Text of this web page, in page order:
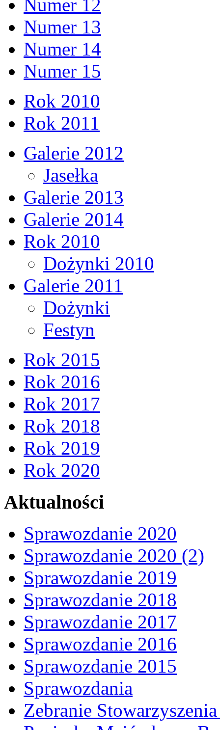
Numer 12
Numer 13
Numer 14
Numer 15
Rok 2010
Rok 2011
Galerie 2012
Jasełka
Galerie 2013
Galerie 2014
Rok 2010
Dożynki 2010
Galerie 2011
Dożynki
Festyn
Rok 2015
Rok 2016
Rok 2017
Rok 2018
Rok 2019
Rok 2020
Aktualności
Sprawozdanie 2020
Sprawozdanie 2020 (2)
Sprawozdanie 2019
Sprawozdanie 2018
Sprawozdanie 2017
Sprawozdanie 2016
Sprawozdanie 2015
Sprawozdania
Zebranie